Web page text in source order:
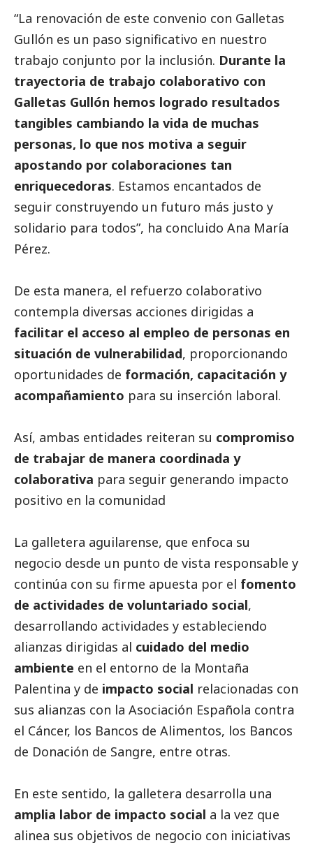
“La renovación de este convenio con Galletas
Gullón es un paso significativo en nuestro
trabajo conjunto por la inclusión. Durante la
trayectoria de trabajo colaborativo con
Galletas Gullón hemos logrado resultados
tangibles cambiando la vida de muchas
personas, lo que nos motiva a seguir
apostando por colaboraciones tan
enriquecedoras. Estamos encantados de
seguir construyendo un futuro más justo y
solidario para todos”, ha concluido Ana María
Pérez.
De esta manera, el refuerzo colaborativo
contempla diversas acciones dirigidas a
facilitar el acceso al empleo de personas en
situación de vulnerabilidad, proporcionando
oportunidades de formación, capacitación y
acompañamiento para su inserción laboral.
Así, ambas entidades reiteran su compromiso
de trabajar de manera coordinada y
colaborativa para seguir generando impacto
positivo en la comunidad
La galletera aguilarense, que enfoca su
negocio desde un punto de vista responsable y
continúa con su firme apuesta por el fomento
de actividades de voluntariado social,
desarrollando actividades y estableciendo
alianzas dirigidas al cuidado del medio
ambiente en el entorno de la Montaña
Palentina y de impacto social relacionadas con
sus alianzas con la Asociación Española contra
el Cáncer, los Bancos de Alimentos, los Bancos
de Donación de Sangre, entre otras.
En este sentido, la galletera desarrolla una
amplia labor de impacto social a la vez que
alinea sus objetivos de negocio con iniciativas